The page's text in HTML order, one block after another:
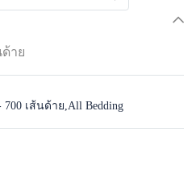
ด้าย
700 เส้นด้าย,All Bedding